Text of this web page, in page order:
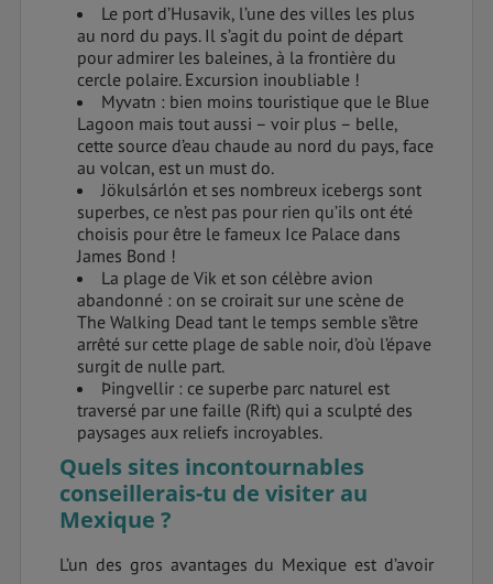
Le port d’Husavik, l’une des villes les plus
au nord du pays. Il s’agit du point de départ
pour admirer les baleines, à la frontière du
cercle polaire. Excursion inoubliable !
Myvatn : bien moins touristique que le Blue
Lagoon mais tout aussi – voir plus – belle,
cette source d’eau chaude au nord du pays, face
au volcan, est un must do.
Jökulsárlón et ses nombreux icebergs sont
superbes, ce n’est pas pour rien qu’ils ont été
choisis pour être le fameux Ice Palace dans
James Bond !
La plage de Vik et son célèbre avion
abandonné : on se croirait sur une scène de
The Walking Dead tant le temps semble s’être
arrêté sur cette plage de sable noir, d’où l’épave
surgit de nulle part.
Þingvellir : ce superbe parc naturel est
traversé par une faille (Rift) qui a sculpté des
paysages aux reliefs incroyables.
Quels sites incontournables
conseillerais-tu de visiter au
Mexique ?
L’un des gros avantages du Mexique est d’avoir